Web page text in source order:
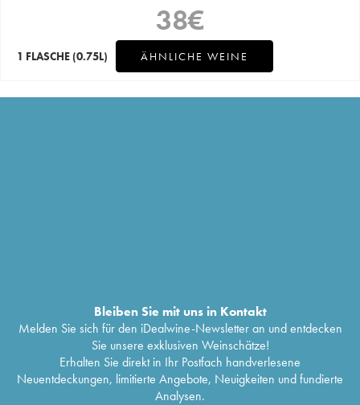
38€
1 FLASCHE (0.75L) ÄHNLICHE WEINE
Bleiben Sie mit uns in Kontakt
Melden Sie sich für den iDealwine-Newsletter an und entdecken
Sie unsere exklusiven Weinschätze!
Erhalten Sie direkt in Ihr Postfach handverlesene
Neuentdeckungen, limitierte Angebote, Neuigkeiten und fundierte
Analysen.